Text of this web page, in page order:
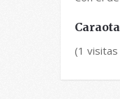
(1